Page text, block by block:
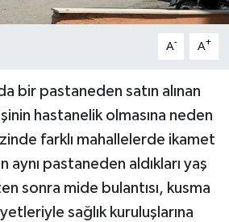
A- A+
bir pastaneden satın alınan
hastanelik olmasına neden
farklı mahallelerde ikamet
aynı pastaneden aldıkları yaş
sonra mide bulantısı, kusma
sağlık kuruluşlarına